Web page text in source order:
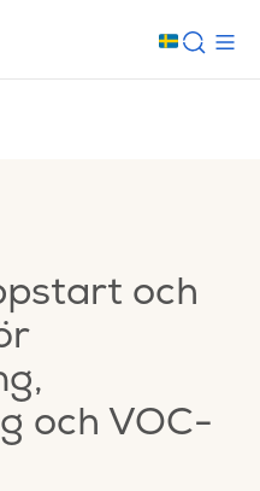
och
och VOC-